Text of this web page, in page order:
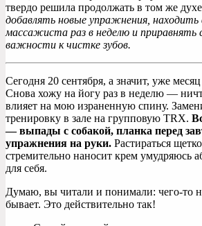
твердо решила продолжать в том же
добавлять новые упражнения, находить
массажиста раз в неделю и приравнять
важности к чистке зубов.
Сегодня 20 сентября, а значит, уже
Снова хожу на йогу раз в неделю —
влияет на мою израненную спину.
тренировку в зале на групповую TRX.
— выпады с собакой, планка перед
упражнения на руки. Растираться
стремительно наносит крем умудряюсь
для себя.
Думаю, вы читали и понимали: чего-то
бывает. Это действительно так!